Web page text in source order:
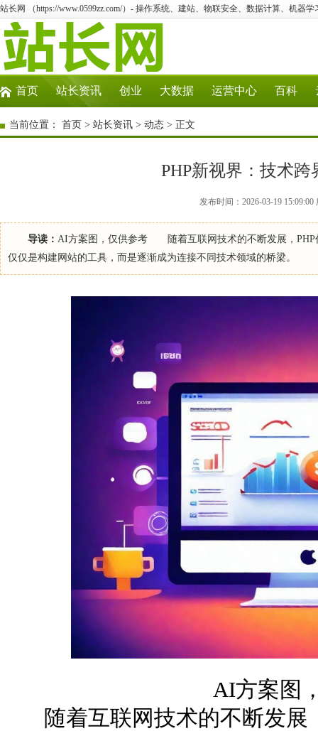
站长网 （https://www.0599zz.com/）- 操作系统、建站、物联安全、数据计算、机器学
首页 站长资讯 创业 大数据 运营中心 百科
当前位置： 首页 > 站长资讯 > 动态 > 正文
PHP新视界：技术
发布时间：2026-03-19
导读： AI方案图，仅供参考 随着互联网技术的不断发展，PHP
仅仅是构建网站的工具，而是逐渐成为连接不同技术领域的桥梁。
AI方案图
随着互联网技术的不断发展